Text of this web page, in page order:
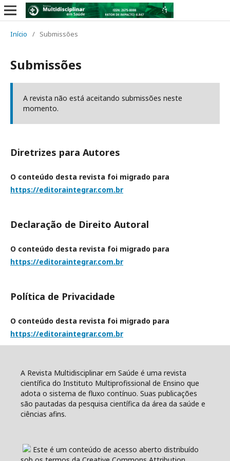
Início / Submissões
Submissões
A revista não está aceitando submissões neste
momento.
Diretrizes para Autores
O conteúdo desta revista foi migrado para
https://editoraintegrar.com.br
Declaração de Direito Autoral
O conteúdo desta revista foi migrado para
https://editoraintegrar.com.br
Política de Privacidade
O conteúdo desta revista foi migrado para
https://editoraintegrar.com.br
A Revista Multidisciplinar em Saúde é uma revista
científica do Instituto Multiprofissional de Ensino que
adota o sistema de fluxo contínuo. Suas publicações
são pautadas da pesquisa científica da área da saúde e
ciências afins.
Este é um conteúdo de acesso aberto distribuído